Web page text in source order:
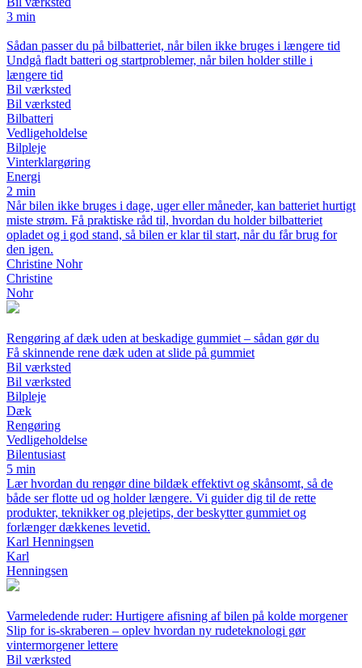
3 min
Sådan passer du på bilbatteriet, når bilen ikke bruges i længere tid
Undgå fladt batteri og startproblemer, når bilen holder stille i
længere tid
Bil værksted
Bil værksted
Bilbatteri
Vedligeholdelse
Bilpleje
Vinterklargøring
Energi
2 min
Når bilen ikke bruges i dage, uger eller måneder, kan batteriet hurtigt
miste strøm. Få praktiske råd til, hvordan du holder bilbatteriet
opladet og i god stand, så bilen er klar til start, når du får brug for
den igen.
Christine Nohr
Christine
Nohr
Rengøring af dæk uden at beskadige gummiet – sådan gør du
Få skinnende rene dæk uden at slide på gummiet
Bil værksted
Bil værksted
Bilpleje
Dæk
Rengøring
Vedligeholdelse
Bilentusiast
5 min
Lær hvordan du rengør dine bildæk effektivt og skånsomt, så de
både ser flotte ud og holder længere. Vi guider dig til de rette
produkter, teknikker og plejetips, der beskytter gummiet og
forlænger dækkenes levetid.
Karl Henningsen
Karl
Henningsen
Varmeledende ruder: Hurtigere afisning af bilen på kolde morgener
Slip for is-skraberen – oplev hvordan ny rudeteknologi gør
vintermorgener lettere
Bil værksted